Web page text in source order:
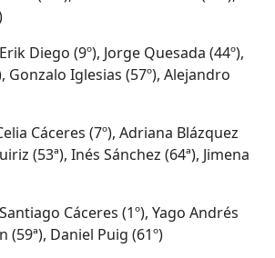
Diego (9º), Jorge Quesada (44º),
Gonzalo Iglesias (57º), Alejandro
Cáceres (7º), Adriana Blázquez
(53ª), Inés Sánchez (64ª), Jimena
Cáceres (1º), Yago Andrés
(59ª), Daniel Puig (61º)